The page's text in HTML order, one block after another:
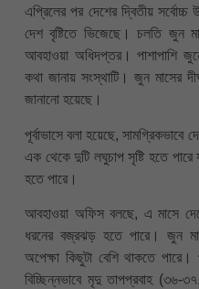
এপ্রিলের পর দেশের দ্বিতীয়
দেশ বৃষ্টিতে ভিজেছে। চলতি জুন
আবহাওয়া অধিদপ্তর। পাশাপাশি
কথা জানায় সংস্থাটি। জুন মাসের
জানানো হয়েছে।
পূর্বাভাসে বলা হয়েছে, সামগ্রিকভাবে
এক থেকে দুটি লঘুচাপ সৃষ্টি হতে পারে
হতে পারে।
আবহাওয়া অফিস বলছে, এ মাসে
ধরনের বজ্রঝড় হতে পারে। জুন
অপেক্ষা কিছুটা বেশি থাকতে
বিচ্ছিন্নভাবে মৃদু তাপপ্রবাহ (৩৬-